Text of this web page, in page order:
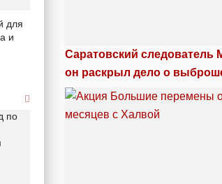
для
и
Саратовский
он раскрыл дело о